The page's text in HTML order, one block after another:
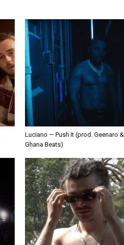
Luciano — Push It (prod. Geenaro &
Ghana Beats)